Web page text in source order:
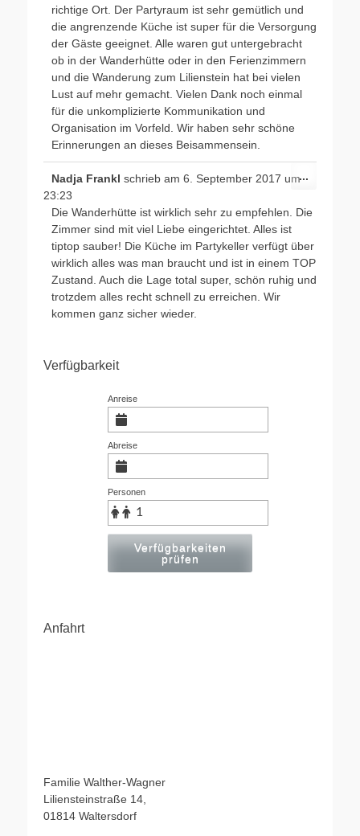
richtige Ort. Der Partyraum ist sehr gemütlich und
die angrenzende Küche ist super für die Versorgung
der Gäste geeignet. Alle waren gut untergebracht
ob in der Wanderhütte oder in den Ferienzimmern
und die Wanderung zum Lilienstein hat bei vielen
Lust auf mehr gemacht. Vielen Dank noch einmal
für die unkomplizierte Kommunikation und
Organisation im Vorfeld. Wir haben sehr schöne
Erinnerungen an dieses Beisammensein.
Nadja Frankl schrieb am 6. September 2017 um
23:23
Die Wanderhütte ist wirklich sehr zu empfehlen. Die
Zimmer sind mit viel Liebe eingerichtet. Alles ist
tiptop sauber! Die Küche im Partykeller verfügt über
wirklich alles was man braucht und ist in einem TOP
Zustand. Auch die Lage total super, schön ruhig und
trotzdem alles recht schnell zu erreichen. Wir
kommen ganz sicher wieder.
...
Verfügbarkeit
Anreise
Abreise
Personen
Verfügbarkeiten
prüfen
Anfahrt
Familie Walther-Wagner
Liliensteinstraße 14,
01814 Waltersdorf